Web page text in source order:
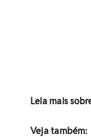
Leia mais
Veja também: